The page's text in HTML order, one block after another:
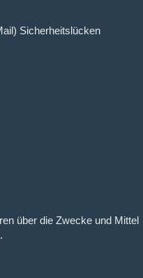
Sicherheitslücken
über die Zwecke und Mittel